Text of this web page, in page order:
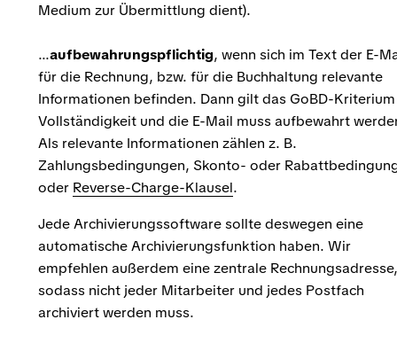
Medium zur Übermittlung dient).
...aufbewahrungspflichtig, wenn sich im Text der E-
für die Rechnung, bzw. für die Buchhaltung relevante
Informationen befinden. Dann gilt das GoBD-
Vollständigkeit und die E-Mail muss aufbewahrt
Als relevante Informationen zählen z. B.
Zahlungsbedingungen, Skonto- oder
oder Reverse-Charge-Klausel.
Jede Archivierungssoftware sollte deswegen eine
automatische Archivierungsfunktion haben. Wir
empfehlen außerdem eine zentrale Rechnungsadresse,
sodass nicht jeder Mitarbeiter und jedes Postfach
archiviert werden muss.